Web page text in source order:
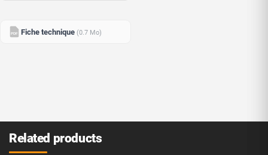
PDF Fiche technique (0.7 Mo)
Related products